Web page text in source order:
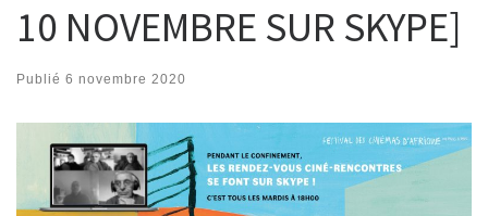
10 NOVEMBRE SUR SKYPE]
Publié 6 novembre 2020